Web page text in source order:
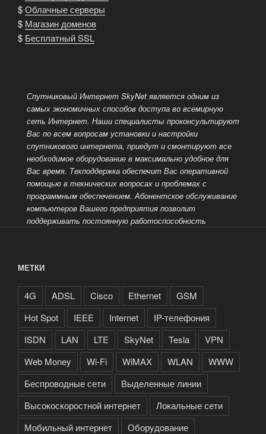
$Облачные серверы
$ Магазин доменов
$ Бесплатный SSL
Спутниковый Интернет SkyNet является одним из
самых экономичных способов доступа во всемирную
сеть Интернет. Наши специалисты проконсультируют
Вас по всем вопросам установки и настройки
спутникового интернета, приедут и смонтируют все
необходимое оборудование в максимально удобное для
Вас время. Техподдержка обеспечит Вас оперативной
помощью в технических вопросах и проблемах с
программным обеспечением.Абонентское обслуживание
компьютеров Вашего предприятия позволит
поддерживать постоянную работоспособность
МЕТКИ
4G ADSL Cisco Ethernet
GSM
Hot Spot
IEEE Internet
IP-телефония
ISDN
LAN LTE SkyNet Tesla
VPN
Web Money
Wi-Fi WiMAX WLAN
WWW
Беспроводные сети
Выделенные линии
Высокоскоростной интернет
Локальные сети
Мобильный интернет
Оборудование